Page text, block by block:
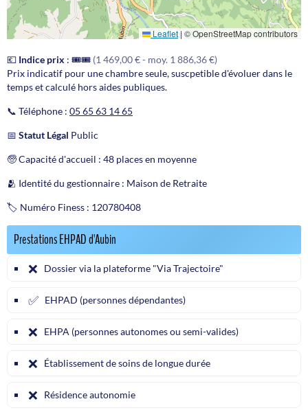
Leaflet|© OpenStreetMap contributors
💶 Indice prix : 🎟️🎟️ (1 469,00 € - moy. 1 886,36 €)
Prix indicatif pour une chambre seule, suscpetible d'évoluer dans le
temps et calculé hors aides publiques.
📞 Téléphone : 05 65 63 14 65
📅 Statut Légal Public
🧓 Capacité d'accueil : 48 places en moyenne
🫂 Identité du gestionnaire : Maison de Retraite
🏷️ Numéro Finess : 120780408
Prestations EHPAD d'Aubin
❌ Dossier via la plateforme "Via Trajectoire"
✅ EHPAD (personnes dépendantes)
❌ EHPA (personnes autonomes ou semi-valides)
❌ Établissement de soins de longue durée
❌ Résidence autonomie